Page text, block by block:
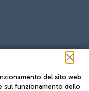
del sito web
sul funzionamento dello